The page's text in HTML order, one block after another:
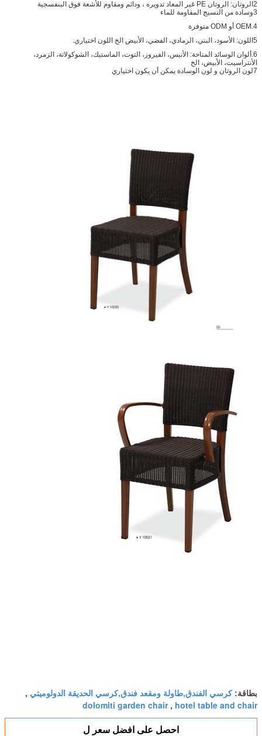
2الروتان: الروتان PE غير المعاد تدويره ، ودائم ومقاوم للأشعة فوق البنفسجية
3وسادة من النسيج المقاومة للماء
4.OEM أو ODM متوفرة
5اللون: الأسود، البني، الرمادي، الفضي، الأبيض الخ اللون اختياري.
6.ألوان الوسائد المتاحة: الأنيس، الفيروز، التوت، الماستيك، الشوكولاتة، الزمرد،
الأنتراسيت، الأبيض، الخ
7لون الروتان و لون الوسادة يمكن أن يكون اختياري
بطاقة:كرسي الفندق,طاولة ومقعد فندق,كرسي الحديقة الدولوميتي ,
hotel table and chair
,
dolomiti garden chair
احصل على افضل سعر ل